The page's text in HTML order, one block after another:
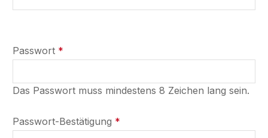
Passwort *
Das Passwort muss mindestens 8 Zeichen lang sein.
Passwort-Bestätigung *